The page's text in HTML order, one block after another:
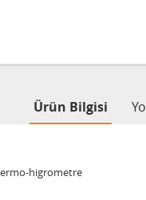
Ürün Bilgisi
higrometre